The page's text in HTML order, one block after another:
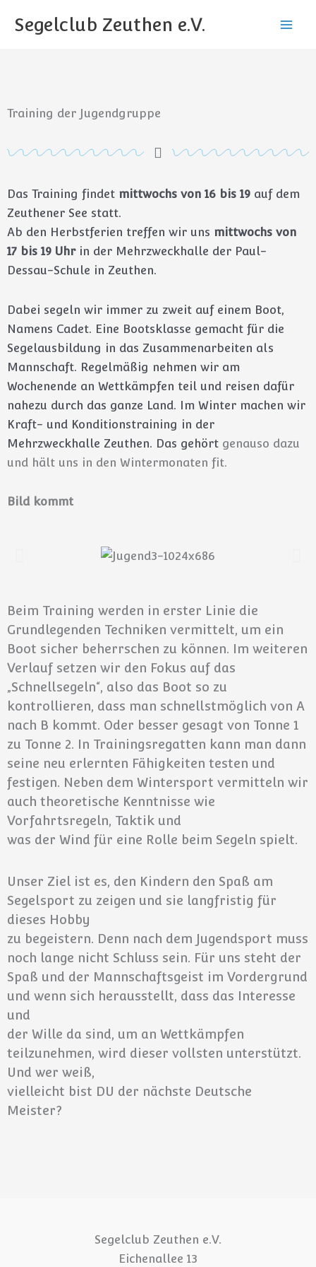
InhaltSegelclub Zeuthen e.V.
Training der Jugendgruppe
Das Training findet mittwochs von 16 bis 19 auf dem
Zeuthener See statt.
Ab den Herbstferien treffen wir uns mittwochs von
17 bis 19 Uhrin der Mehrzweckhalle der Paul-
Dessau-Schule in Zeuthen.
Dabei segeln wir immer zu zweit auf einem Boot,
Namens Cadet. Eine Bootsklasse gemacht für die
Segelausbildung in das Zusammenarbeiten als
Mannschaft. Regelmäßig nehmen wir am
Wochenende an Wettkämpfen teil und reisen dafür
nahezu durch das ganze Land. Im Winter machen wir
Kraft- und Konditionstraining in der
Mehrzweckhalle Zeuthen. Das gehört genauso dazu
und hält uns in den Wintermonaten fit.
Bild kommt
Beim Training werden in erster Linie die
Grundlegenden Techniken vermittelt, um ein
Boot sicher beherrschen zu können. Im weiteren
Verlauf setzen wir den Fokus auf das
„Schnellsegeln“, also das Boot so zu
kontrollieren, dass man schnellstmöglich von A
nach B kommt. Oder besser gesagt von Tonne 1
zu Tonne 2. In Trainingsregatten kann man dann
seine neu erlernten Fähigkeiten testen und
festigen. Neben dem Wintersport vermitteln wir
auch theoretische Kenntnisse wie
Vorfahrtsregeln, Taktik und
was der Wind für eine Rolle beim Segeln spielt.
Unser Ziel ist es, den Kindern den Spaß am
Segelsport zu zeigen und sie langfristig für
dieses Hobby
zu begeistern. Denn nach dem Jugendsport muss
noch lange nicht Schluss sein. Für uns steht der
Spaß und der Mannschaftsgeist im Vordergrund
und wenn sich herausstellt, dass das Interesse
und
der Wille da sind, um an Wettkämpfen
teilzunehmen, wird dieser vollsten unterstützt.
Und wer weiß,
vielleicht bist DU der nächste Deutsche
Meister?
Segelclub Zeuthen e.V.
Eichenallee 13